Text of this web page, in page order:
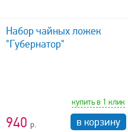
Набор чайных ложек
"Губернатор"
940
купить в 1 клик
в корзину